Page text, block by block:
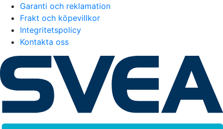
Garanti och reklamation
Frakt och köpevillkor
Integritetspolicy
Kontakta oss